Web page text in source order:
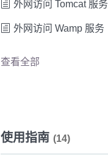
外网访问 Tomcat 服务
外网访问 Wamp 服务
查看全部
使用指南 (14)